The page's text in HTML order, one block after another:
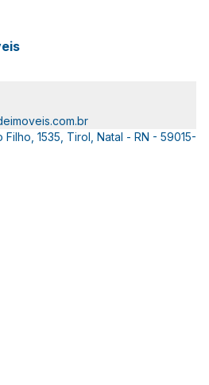
1535, Tirol, Natal - RN - 59015-